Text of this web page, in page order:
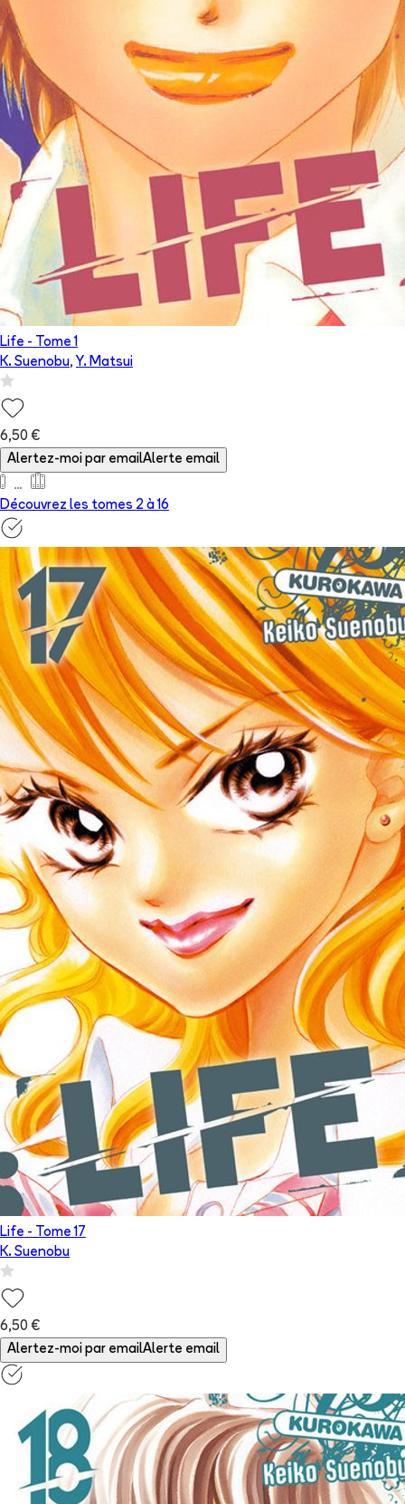
Life - Tome 1
K. Suenobu, Y. Matsui
6,50 €
Alertez-moi par emailAlerte email
Découvrez les tomes 2 à 16
Life - Tome 17
K. Suenobu
6,50 €
Alertez-moi par emailAlerte email